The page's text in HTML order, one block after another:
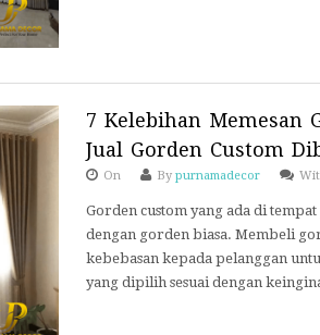
7 Kelebihan Memesan
Jual Gorden Custom
On By purnamadecor
Gorden custom yang ada di
dengan gorden biasa. Membeli
kebebasan kepada pelanggan
yang dipilih sesuai dengan